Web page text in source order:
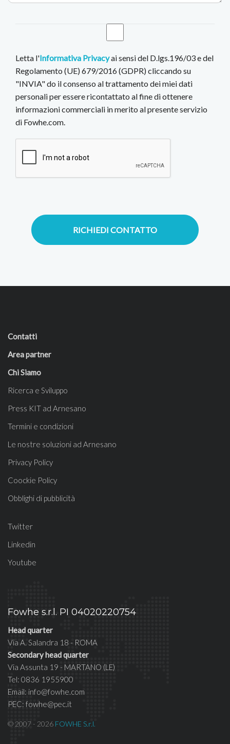
Letta l'Informativa Privacyai sensi del D.lgs.196/03 e del
Regolamento (UE) 679/2016 (GDPR) cliccando su
"INVIA" do il consenso al trattamento dei miei dati
personali per essere ricontattato al fine di ottenere
informazioni commerciali in merito al presente servizio
di Fowhe.com.
RICHIEDI CONTATTO
Contatti
Area partner
Chi Siamo
Ricerca e Sviluppo
Press KIT ad Arnesano
Termini e condizioni
Le nostre soluzioni ad Arnesano
Privacy Policy
Coockie Policy
Obblighi di pubblicità
Twitter
Linkedin
Youtube
Fowhe s.r.l. PI 04020220754
Head quarter
Via A. Salandra 18 - ROMA
Secondary head quarter
Via Assunta 19 - MARTANO (LE)
Tel: 0836 1955900
Email: info@fowhe.com
PEC: fowhe@pec.it
© 2007 - 2026 FOWHE S.r.l.